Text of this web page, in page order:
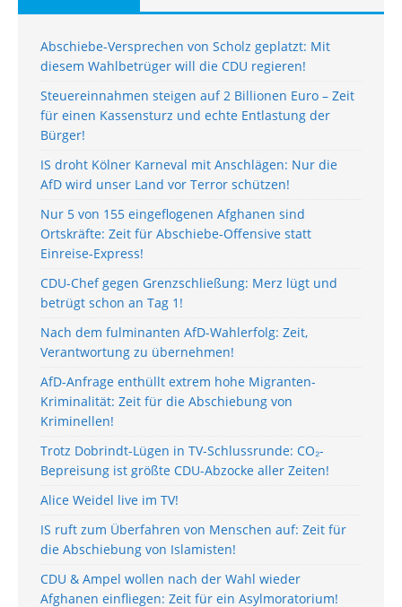
Abschiebe-Versprechen von Scholz geplatzt: Mit
diesem Wahlbetrüger will die CDU regieren!
Steuereinnahmen steigen auf 2 Billionen Euro – Zeit
für einen Kassensturz und echte Entlastung der
Bürger!
IS droht Kölner Karneval mit Anschlägen: Nur die
AfD wird unser Land vor Terror schützen!
Nur 5 von 155 eingeflogenen Afghanen sind
Ortskräfte: Zeit für Abschiebe-Offensive statt
Einreise-Express!
CDU-Chef gegen Grenzschließung: Merz lügt und
betrügt schon an Tag 1!
Nach dem fulminanten AfD-Wahlerfolg: Zeit,
Verantwortung zu übernehmen!
AfD-Anfrage enthüllt extrem hohe Migranten-
Kriminalität: Zeit für die Abschiebung von
Kriminellen!
Trotz Dobrindt-Lügen in TV-Schlussrunde: CO₂-
Bepreisung ist größte CDU-Abzocke aller Zeiten!
Alice Weidel live im TV!
IS ruft zum Überfahren von Menschen auf: Zeit für
die Abschiebung von Islamisten!
CDU & Ampel wollen nach der Wahl wieder
Afghanen einfliegen: Zeit für ein Asylmoratorium!